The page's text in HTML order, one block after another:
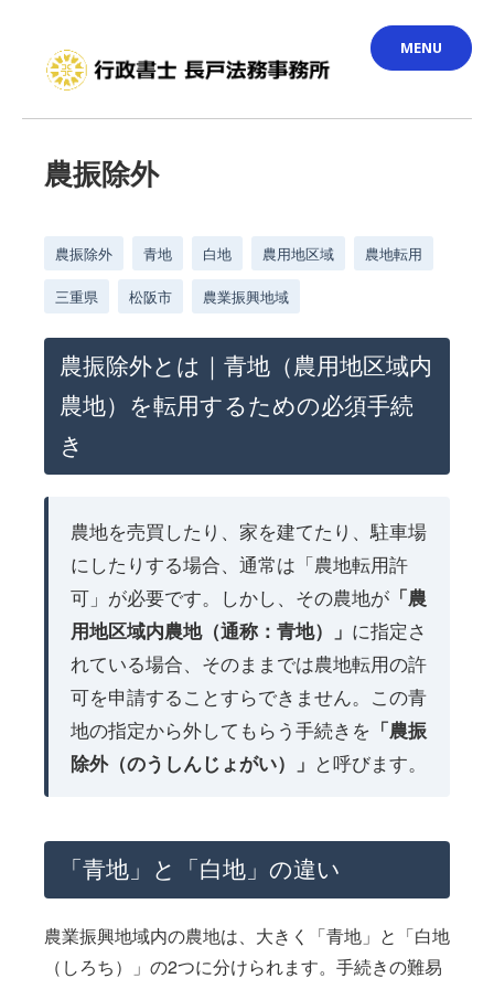
content
MENU
農振除外
農振除外 青地 白地 農用地区域 農地転用
三重県 松阪市 農業振興地域
農振除外とは｜青地（農用地区域内
農地）を転用するための必須手続
き
農地を売買したり、家を建てたり、駐車場
にしたりする場合、通常は「農地転用許
可」が必要です。しかし、その農地が 「農
用地区域内農地（通称：青地）」 に指定さ
れている場合、そのままでは農地転用の許
可を申請することすらできません。この青
地の指定から外してもらう手続きを 「農振
除外（のうしんじょがい）」 と呼びます。
「青地」と「白地」の違い
農業振興地域内の農地は、大きく「青地」と「白地
（しろち）」の2つに分けられます。手続きの難易